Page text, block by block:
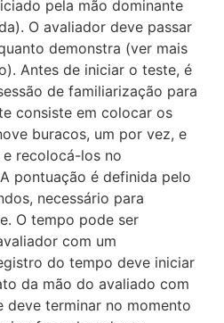
pela mão dominante
O avaliador deve passar
demonstra (ver mais
Antes de iniciar o teste, é
de familiarização para
consiste em colocar os
buracos, um por vez, e
recolocá-los no
pontuação é definida pelo
necessário para
O tempo pode ser
com um
do tempo deve iniciar
da mão do avaliado com
deve terminar no momento